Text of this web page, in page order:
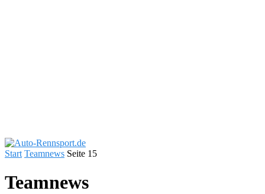
Start Teamnews Seite 15
Teamnews